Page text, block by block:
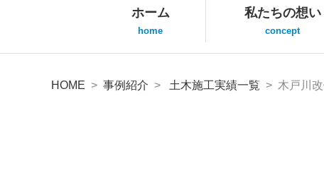
ホーム
home
私たちの想い
concept
HOME > 事例紹介 > 土木施工実績一覧 > 木戸川